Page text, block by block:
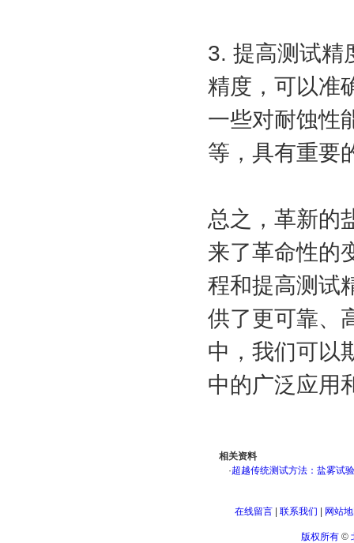
3. 提高测试精
精度，可以准
一些对耐蚀性
等，具有重要
总之，革新的
来了革命性的
程和提高测试
供了更可靠、
中，我们可以
中的广泛应用
相关资料
·超越传统测试方法：盐雾试
在线留言| 联系我们 网站
版权所有©